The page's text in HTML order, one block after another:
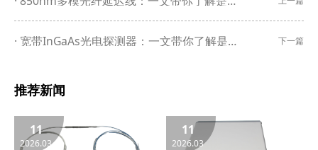
下一篇
宽带InGaAs光电探测器：一文带你了解是什么？详解梓冠产品在光纤通信、激光雷达、光谱分析与测量、光学相干断层扫描、量子通信等领域的实际应用
推荐新闻
11
2026.03
11
2026.03